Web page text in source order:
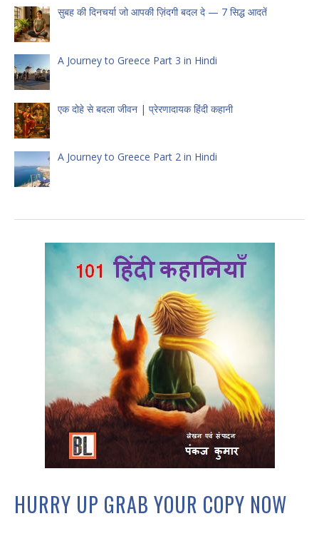
सुबह की दिनचर्या जो आपकी ज़िंदगी बदल दे — 7 सिद्ध आदतें
A Journey to Greece Part 3 in Hindi
एक दोहे से बदला जीवन | प्रेरणादायक हिंदी कहानी
A Journey to Greece Part 2 in Hindi
HURRY UP GRAB YOUR COPY NOW